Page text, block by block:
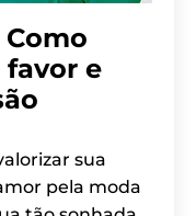
favor e
sua
pela moda